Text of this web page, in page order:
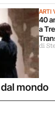
ARTI
40
a
di
mondo